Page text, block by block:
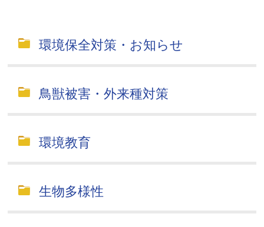
環境保全対策・お知らせ
鳥獣被害・外来種対策
環境教育
生物多様性